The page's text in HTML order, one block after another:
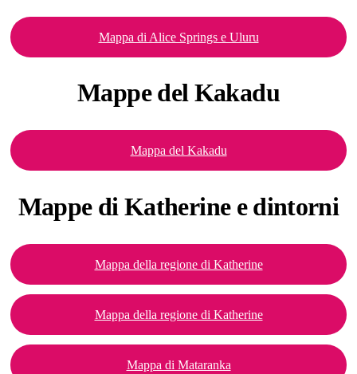
Mappa di Alice Springs e Uluru
Mappedel Kakadu
Mappa del Kakadu
Mappe diKatherine e dintorni
Mappa della regione di Katherine
Mappa della regione di Katherine
Mappa di Mataranka